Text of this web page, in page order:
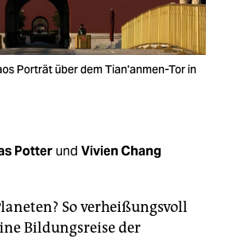
Porträt über dem Tian'anmen-Tor in
Potter und Vivien Chang
So verheißungsvoll
Bildungsreise der